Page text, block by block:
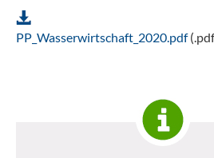
PP_Wasserwirtschaft_2020.pdf